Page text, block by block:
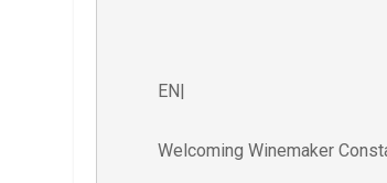
EN|
Welcoming Winemaker